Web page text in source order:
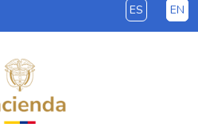
ES EN